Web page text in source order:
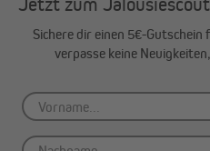
Hinweise:
Für die Montage der
der Pergola entfernt
Rollläden angebracht
mit dem Kasten nach
Kasten nach außen
Sichere dir einen 5€-
verpasse keine